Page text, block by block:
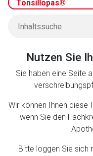
Tonsillopas®
Nutzen Sie
Sie haben eine Seite
Wir können Ihnen diese
wenn Sie den
Bitte loggen Sie sich